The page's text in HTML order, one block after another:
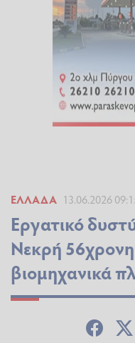
ΕΛΛΆΔΑ 13.06.2026
Εργατικό
Νεκρή
βιομηχανικά